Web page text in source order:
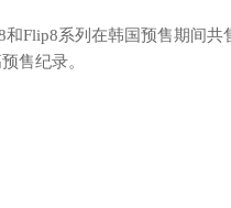
和Flip8系列在韩国预售期间共
售纪录。